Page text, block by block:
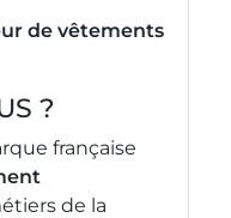
de vêtements
?
française
de la